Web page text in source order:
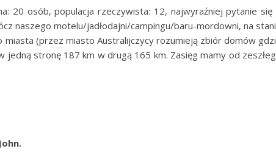
20 osób, populacja rzeczywista: 12, najwyraźniej pytanie się
naszego motelu/jadłodajni/campingu/baru-mordowni, na
(przez miasto Australijczycy rozumieją zbiór domów
stronę 187 km w drugą 165 km. Zasięg mamy od